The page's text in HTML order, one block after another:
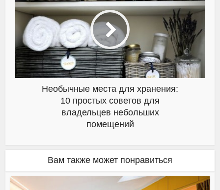
Необычные места для хранения:
10 простых советов для
владельцев небольших
помещений
Вам также может понравиться